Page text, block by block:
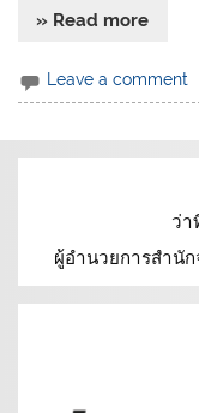
» Read more
Leave a comment
ว่า
ผู้อำนวยการสำนั